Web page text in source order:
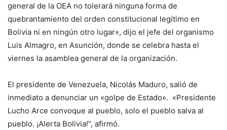
general de la OEA no tolerará ninguna forma de
quebrantamiento del orden constitucional legítimo en
Bolivia ni en ningún otro lugar», dijo el jefe del organismo
Luis Almagro, en Asunción, donde se celebra hasta el
viernes la asamblea general de la organización.
El presidente de Venezuela, Nicolás Maduro, salió de
inmediato a denunciar un «golpe de Estado». «Presidente
Lucho Arce convoque al pueblo, solo el pueblo salva al
pueblo. ¡Alerta Bolivia!”, afirmó.